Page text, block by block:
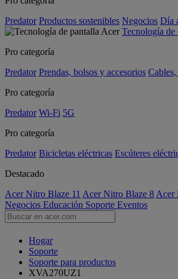
Predator Productos sostenibles Negocios Día
Tecnología de
Pro categoría
Predator Prendas, bolsos y accesorios
Pro categoría
Predator Wi-Fi 5G
Pro categoría
Predator Bicicletas eléctricas Escúteres
Destacado
Acer Nitro Blaze 11 Acer Nitro Blaze 8 Acer
Negocios Educación Soporte Eventos
Hogar
Soporte
Soporte para productos
XVA270UZ1